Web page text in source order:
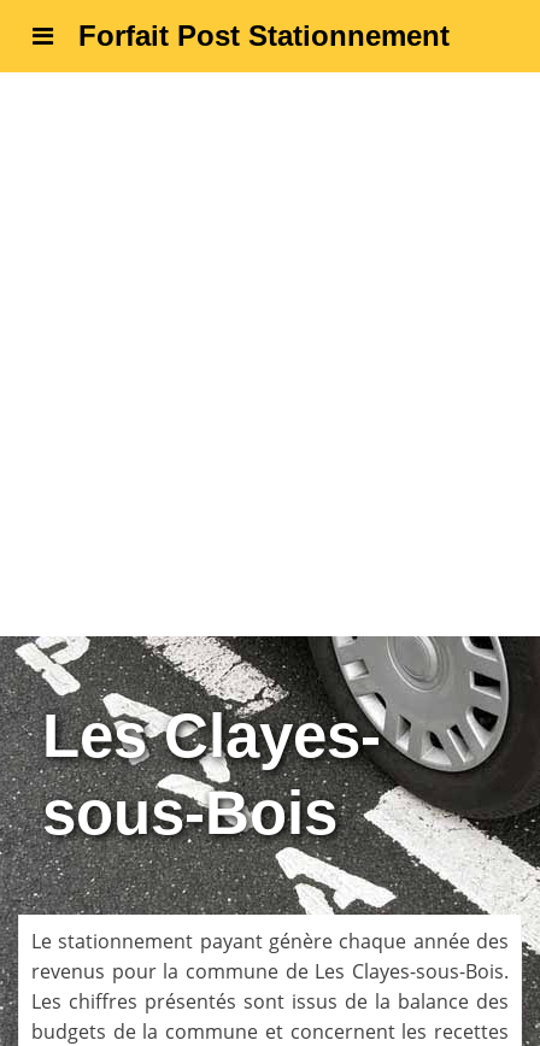
Forfait Post Stationnement
Les Clayes-
sous-Bois
Le stationnement payant génère chaque année des
revenus pour la commune de Les Clayes-sous-Bois.
Les chiffres présentés sont issus de la balance des
budgets de la commune et concernent les recettes